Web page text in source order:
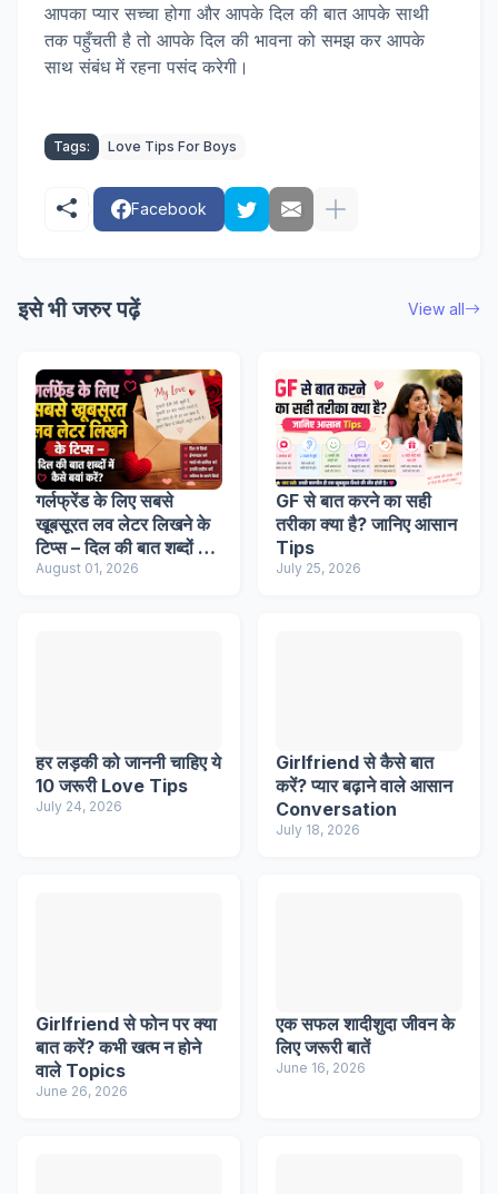
आपका प्यार सच्चा होगा और आपके दिल की बात आपके साथी
तक पहुँचती है तो आपके दिल की भावना को समझ कर आपके
साथ संबंध में रहना पसंद करेगी।
Tags: Love Tips For Boys
Facebook
इसे भी जरुर पढ़ें View all
गर्लफ्रेंड के लिए सबसे
खूबसूरत लव लेटर लिखने के
टिप्स – दिल की बात शब्दों में
कैसे बयां करें?
August 01, 2026
GF से बात करने का सही
तरीका क्या है? जानिए आसान
Tips
July 25, 2026
हर लड़की को जाननी चाहिए ये
10 जरूरी Love Tips
July 24, 2026
Girlfriend से कैसे बात
करें? प्यार बढ़ाने वाले आसान
Conversation
July 18, 2026
Girlfriend से फोन पर क्या
बात करें? कभी खत्म न होने
वाले Topics
June 26, 2026
एक सफल शादीशुदा जीवन के
लिए जरूरी बातें
June 16, 2026